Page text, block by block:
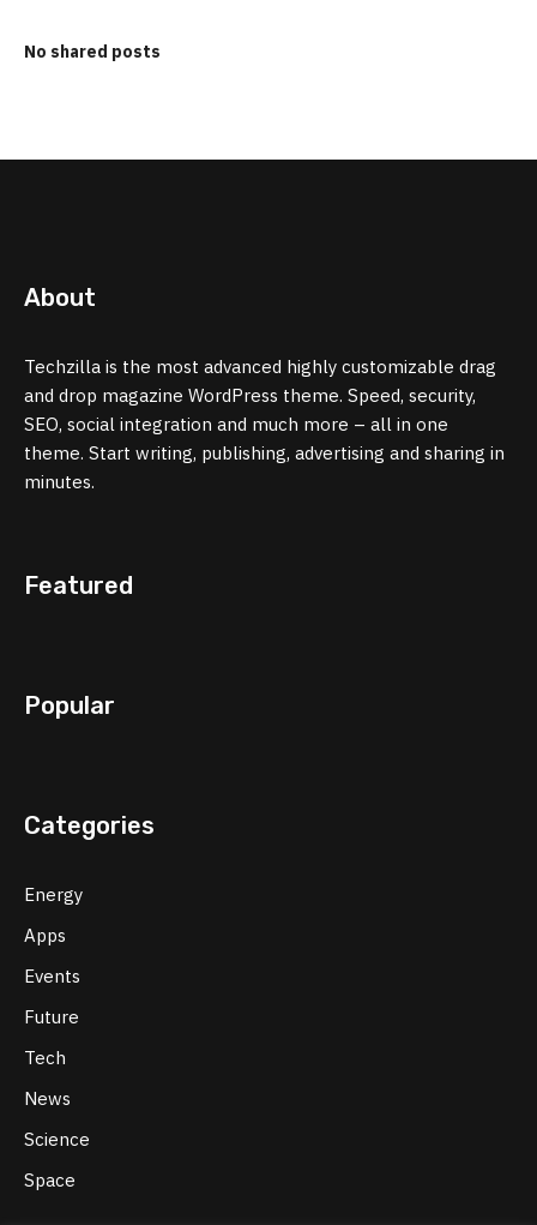
No shared posts
About
Techzilla is the most advanced highly customizable drag
and drop magazine WordPress theme. Speed, security,
SEO, social integration and much more – all in one
theme. Start writing, publishing, advertising and sharing in
minutes.
Featured
Popular
Categories
Energy
Apps
Events
Future
Tech
News
Science
Space